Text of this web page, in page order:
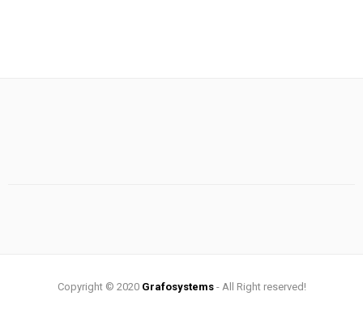
Copyright © 2020 Grafosystems- All Right reserved!